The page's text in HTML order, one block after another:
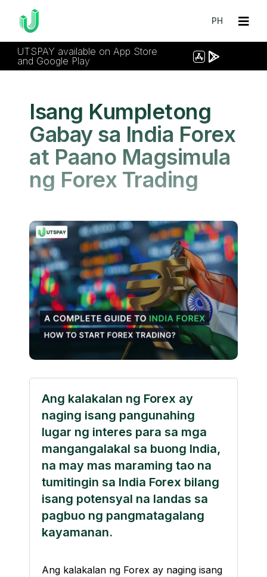
PH
UTSPAY available on App Store
and Google Play
Isang Kumpletong
Gabay sa India Forex
at Paano Magsimula
ng Forex Trading
Ang kalakalan ng Forex ay
naging isang pangunahing
lugar ng interes para sa mga
mangangalakal sa buong India,
na may mas maraming tao na
tumitingin sa India Forex bilang
isang potensyal na landas sa
pagbuo ng pangmatagalang
kayamanan.
Ang kalakalan ng Forex ay naging isang